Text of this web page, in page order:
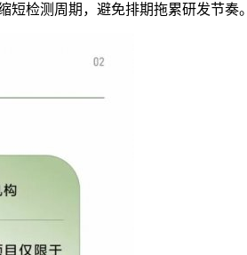
检测周期，避免排期拖累研发节奏。